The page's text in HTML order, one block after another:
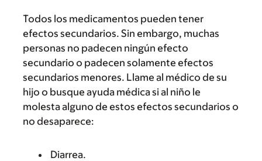
Todos los medicamentos pueden tener
efectos secundarios. Sin embargo, muchas
personas no padecen ningún efecto
secundario o padecen solamente efectos
secundarios menores. Llame al médico de su
hijo o busque ayuda médica si al niño le
molesta alguno de estos efectos secundarios o
no desaparece:
Diarrea.